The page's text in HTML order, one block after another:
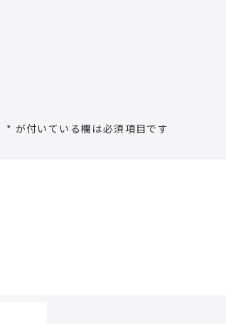
* が付いている欄は必須項目です